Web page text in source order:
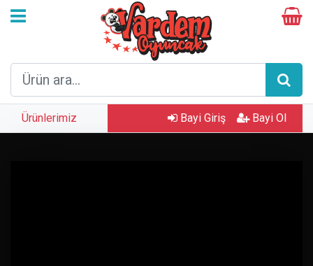
Ürünlerimiz Bayi Giriş Bayi Ol